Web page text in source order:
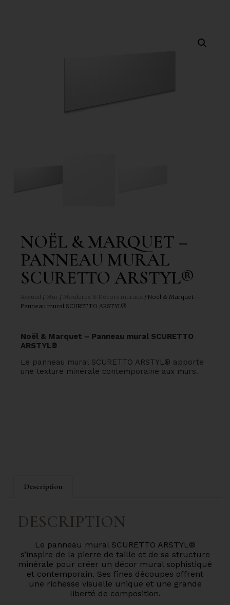
NOËL & MARQUET –
PANNEAU MURAL
SCURETTO ARSTYL®
Accueil / Mur / Moulures & Décors muraux / Noël & Marquet –
Panneau mural SCURETTO ARSTYL®
Noël & Marquet – Panneau mural SCURETTO
ARSTYL®
Le panneau mural SCURETTO ARSTYL® apporte
une texture minérale contemporaine aux murs.
Description
DESCRIPTION
Le panneau mural SCURETTO ARSTYL®
s’inspire de la pierre de taille et de sa structure
minérale pour créer un décor mural sophistiqué
et contemporain. Ses fines découpes offrent
une richesse visuelle unique et une grande
liberté de composition.